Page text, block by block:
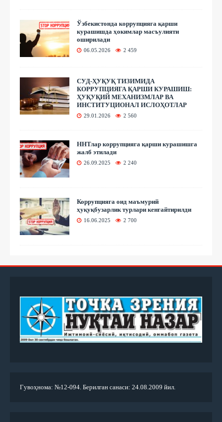
Ўзбекистонда коррупцияга қарши
курашишда ҳокимлар масъулияти
оширилади
06.05.2026 2 459
СУД-ҲУҚУҚ ТИЗИМИДА
КОРРУПЦИЯГА ҚАРШИ КУРАШИШ:
ҲУҚУҚИЙ МЕХАНИЗМЛАР ВА
ИНСТИТУЦИОНАЛ ИСЛОҲОТЛАР
29.01.2026 2 560
ННТлар коррупцияга қарши курашишга
жалб этилади
26.09.2025 2 240
Коррупцияга оид маъмурий
ҳуқуқбузарлик турлари кенгайтирилди
16.06.2025 2 700
Гувоҳнома: №12-094. Берилган санаси: 24.08.2009 йил.